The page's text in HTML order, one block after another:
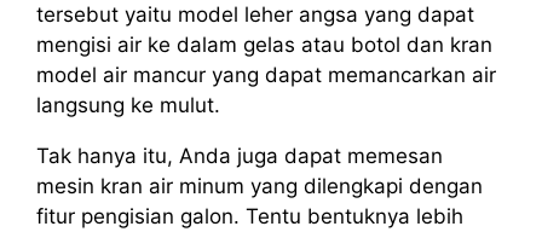
tersebut yaitu model leher angsa yang dapat
mengisi air ke dalam gelas atau botol dan kran
model air mancur yang dapat memancarkan air
langsung ke mulut.
Tak hanya itu, Anda juga dapat memesan
mesin kran air minum yang dilengkapi dengan
fitur pengisian galon. Tentu bentuknya lebih